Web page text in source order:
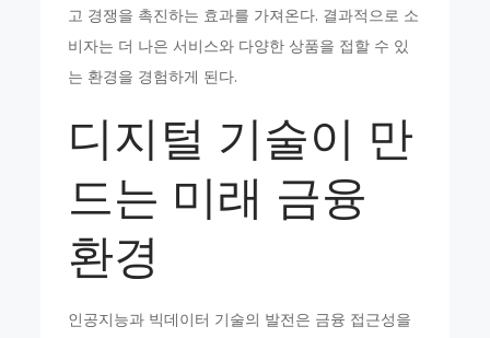
고 경쟁을 촉진하는 효과를 가져온다. 결과적으로 소
비자는 더 나은 서비스와 다양한 상품을 접할 수 있
는 환경을 경험하게 된다.
디지털 기술이 만
드는 미래 금융
환경
인공지능과 빅데이터 기술의 발전은 금융 접근성을